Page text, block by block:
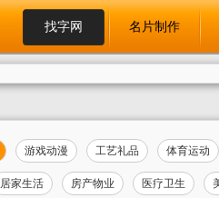
找字网 名片制作
游戏动漫 工艺礼品 体育运动
居家生活 房产物业 医疗卫生